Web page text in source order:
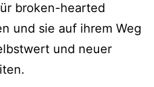
broken-hearted
und sie auf ihrem Weg
und neuer